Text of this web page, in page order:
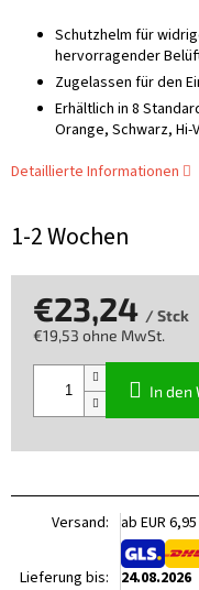
1-2 Wochen
Schutzhelm für
hervorragender
Zugelassen für den
Erhältlich in 8
Orange, Schwarz, Hi-
Detaillierte Informationen
€23,24 / Stck
€19,53 ohne MwSt.
In den
Versand: ab EUR
Lieferung bis:
24.08.2026